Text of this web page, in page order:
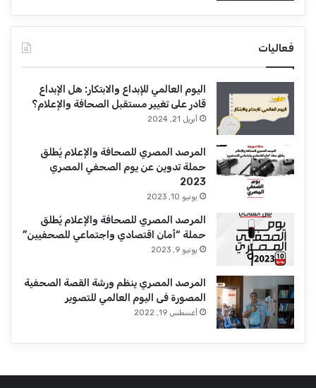
فعاليات
اليوم العالمي للإبداع والابتكار: هل الإبداع
قادر على تغيير مستقبل الصحافة والإعلام؟
أبريل 21, 2024
المرصد المصري للصحافة والإعلام يُطلق
حملة تدوين عن يوم الصحفي المصري
2023
يونيو 10, 2023
المرصد المصري للصحافة والإعلام يُطلق
حملة “أمان اقتصادي واجتماعي للصحفيين”
يونيو 9, 2023
المرصد المصري ينظم ورشة القصة الصحفية
المصورة فى اليوم العالمي للتصوير
أغسطس 19, 2022